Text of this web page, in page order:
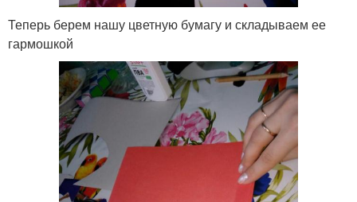
Теперь берем нашу цветную бумагу и складываем ее
гармошкой